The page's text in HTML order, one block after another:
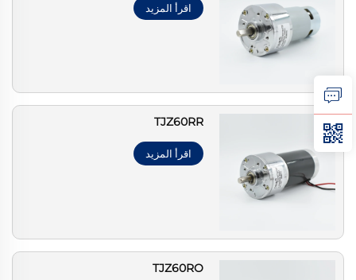
اقرأ المزيد
TJZ60RR
اقرأ المزيد
TJZ60RO